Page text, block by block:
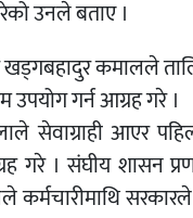
उनले बताए ।
कमालले
गर्न आग्रह गरे ।
सेवाग्राही आएर
गरे । संघीय शासन
कर्मचारीमाथि